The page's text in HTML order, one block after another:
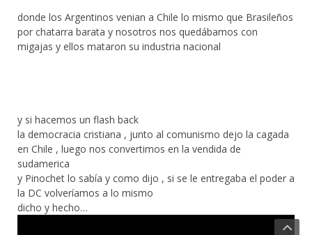
donde los Argentinos venian a Chile lo mismo que Brasileños
por chatarra barata y nosotros nos quedábamos con
migajas y ellos mataron su industria nacional
y si hacemos un flash back
la democracia cristiana , junto al comunismo dejo la cagada
en Chile , luego nos convertimos en la vendida de
sudamerica
y Pinochet lo sabía y como dijo , si se le entregaba el poder a
la DC volveríamos a lo mismo
dicho y hecho…